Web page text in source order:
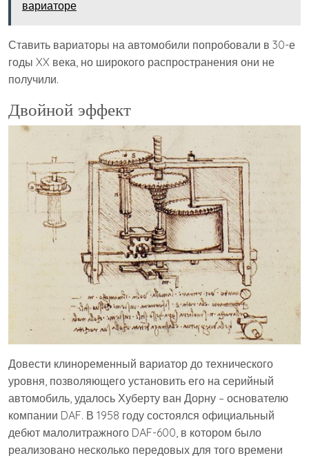
вариаторе
Ставить вариаторы на автомобили попробовали в 30-е
годы XX века, но широкого распространения они не
получили.
Двойной эффект
Довести клиноременный вариатор до технического
уровня, позволяющего установить его на серийный
автомобиль, удалось Хуберту ван Дорну – основателю
компании DAF. В 1958 году состоялся официальный
дебют малолитражного DAF-600, в котором было
реализовано несколько передовых для того времени